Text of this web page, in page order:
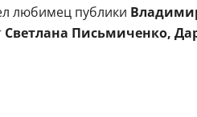
любимец публики
Светлана Письмиченко,